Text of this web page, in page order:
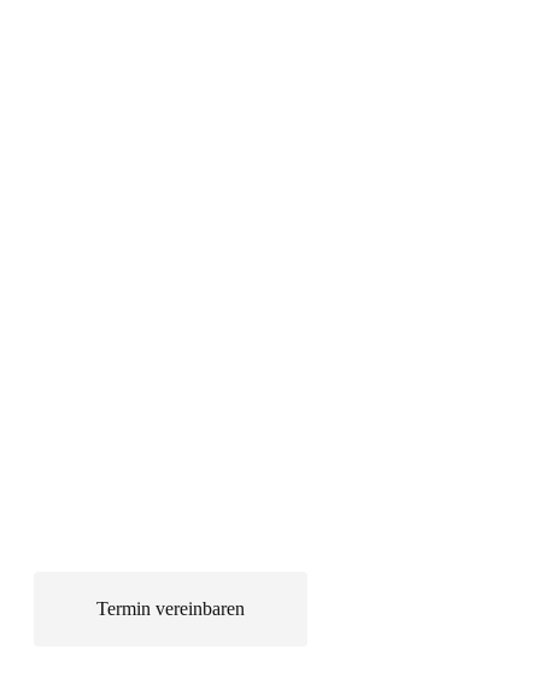
Termin vereinbaren